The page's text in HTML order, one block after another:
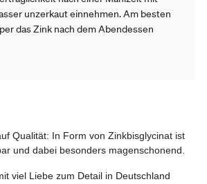
unzerkaut einnehmen. Am besten
das Zink nach dem Abendessen
Qualität: In Form von Zinkbisglycinat ist
und dabei besonders magenschonend.
viel Liebe zum Detail in Deutschland